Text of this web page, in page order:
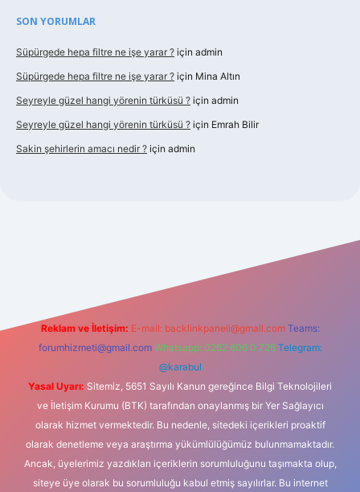
SON YORUMLAR
Süpürgede hepa filtre ne işe yarar ? için admin
Süpürgede hepa filtre ne işe yarar ? için Mina Altın
Seyreyle güzel hangi yörenin türküsü ? için admin
Seyreyle güzel hangi yörenin türküsü ? için Emrah Bilir
Sakin şehirlerin amacı nedir ? için admin
Reklam ve İletişim: E-mail: backlinkpaneli@gmail.com Teams:
forumhizmeti@gmail.com Whatsapp: 0262 606 0 726 Telegram:
@karabul
Yasal Uyarı: Sitemiz, 5651 Sayılı Kanun gereğince Bilgi Teknolojileri
ve İletişim Kurumu (BTK) tarafından onaylanmış bir Yer Sağlayıcı
olarak hizmet vermektedir. Bu nedenle, sitedeki içerikleri proaktif
olarak denetleme veya araştırma yükümlülüğümüz bulunmamaktadır.
Ancak, üyelerimiz yazdıkları içeriklerin sorumluluğunu taşımakta olup,
siteye üye olarak bu sorumluluğu kabul etmiş sayılırlar. Bu internet